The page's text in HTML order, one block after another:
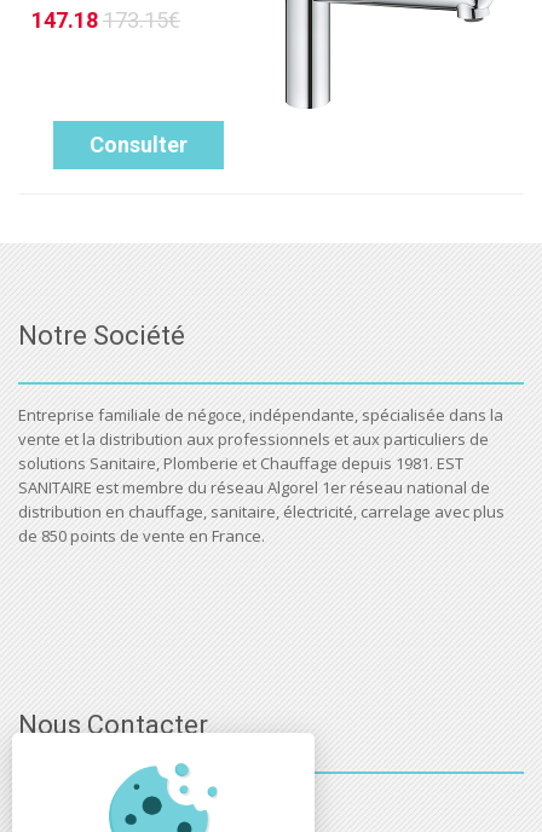
147.18173.15€
Consulter
Notre Société
Entreprise familiale de négoce, indépendante, spécialisée dans la
vente et la distribution aux professionnels et aux particuliers de
solutions Sanitaire, Plomberie et Chauffage depuis 1981. EST
SANITAIRE est membre du réseau Algorel 1er réseau national de
distribution en chauffage, sanitaire, électricité, carrelage avec plus
de 850 points de vente en France.
Nous Contacter
03 - 88 - 32 - 86 - 52